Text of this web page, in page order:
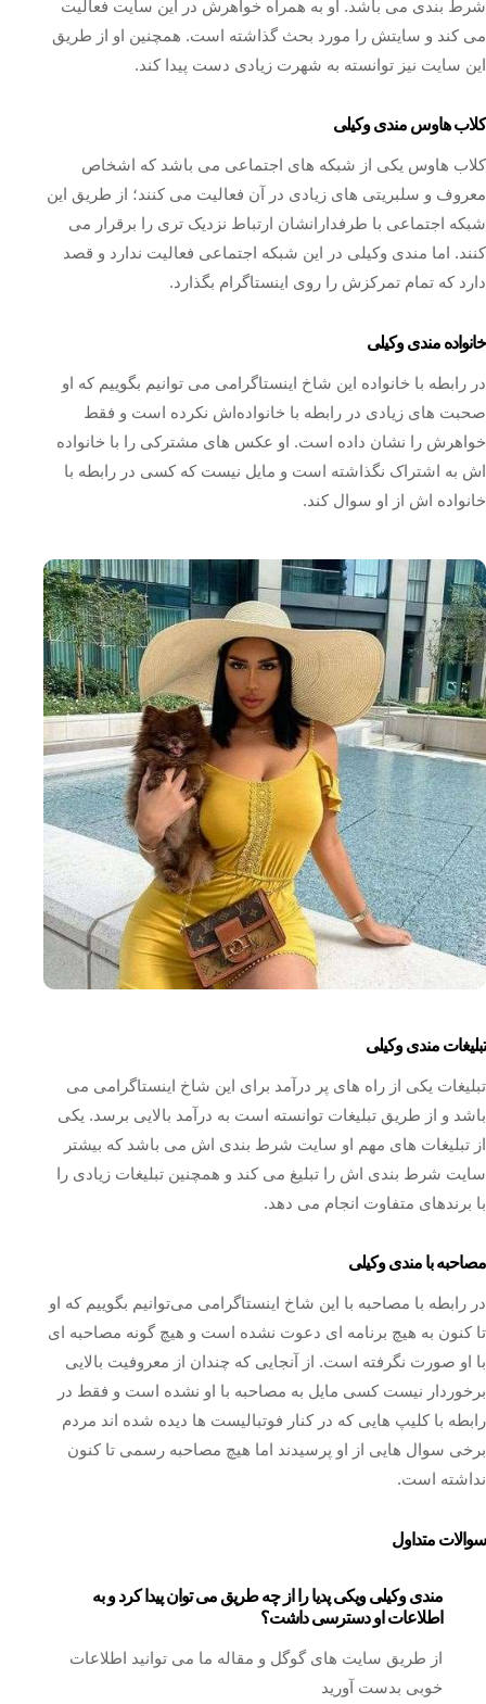
شرط بندی می باشد. او به همراه خواهرش در این سایت فعالیت
می‌ کند و سایتش را مورد بحث گذاشته است. همچنین او از طریق
این سایت نیز توانسته به شهرت زیادی دست پیدا کند.
کلاب هاوس مندی وکیلی
کلاب هاوس یکی از شبکه‌ های اجتماعی می‌ باشد که اشخاص
معروف و سلبریتی های زیادی در آن فعالیت می‌ کنند؛ از طریق این
شبکه اجتماعی با طرفدارانشان ارتباط نزدیک تری را برقرار می‌
کنند. اما مندی وکیلی در این شبکه اجتماعی فعالیت ندارد و قصد
دارد که تمام تمرکزش را روی اینستاگرام بگذارد.
خانواده مندی وکیلی
در رابطه با خانواده این شاخ اینستاگرامی می‌ توانیم بگوییم که او
صحبت‌ های زیادی در رابطه با خانواده‌اش نکرده است و فقط
خواهرش را نشان داده است. او عکس های مشترکی را با خانواده‌
اش به اشتراک نگذاشته است و مایل نیست که کسی در رابطه با
خانواده اش از او سوال کند.
تبلیغات مندی وکیلی
تبلیغات یکی از راه های پر درآمد برای این شاخ اینستاگرامی می
باشد و از طریق تبلیغات توانسته است به درآمد بالایی برسد. یکی
از تبلیغات های مهم او سایت شرط بندی اش می باشد که بیشتر
سایت شرط بندی اش را تبلیغ می‌ کند و همچنین تبلیغات زیادی را
با برندهای متفاوت انجام می دهد.
مصاحبه با مندی وکیلی
در رابطه با مصاحبه با این شاخ اینستاگرامی می‌توانیم بگوییم که او
تا کنون به هیچ برنامه ای دعوت نشده است و هیچ گونه مصاحبه ای
با او صورت نگرفته است. از آنجایی که چندان از معروفیت بالایی
برخوردار نیست کسی مایل به مصاحبه با او نشده است و فقط در
رابطه با کلیپ هایی که در کنار فوتبالیست ها دیده شده‌ اند مردم
برخی سوال هایی از او پرسیدند اما هیچ مصاحبه رسمی تا کنون
نداشته است.
سوالات متداول
مندی وکیلی ویکی پدیا را از چه طریق می توان پیدا کرد و به
اطلاعات او دسترسی داشت؟
از طریق سایت های گوگل و مقاله ما می توانید اطلاعات
خوبی بدست آورید